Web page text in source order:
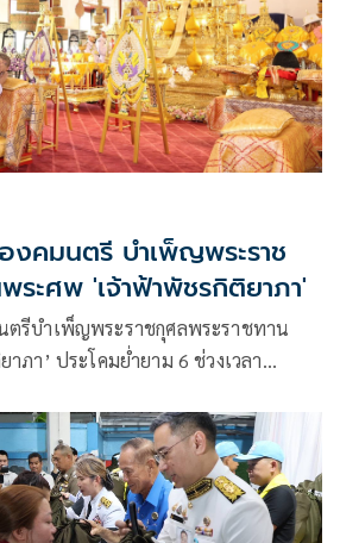
งคมนตรี บำเพ็ญพระราช
ระศพ 'เจ้าฟ้าพัชรกิติยาภา'
ตรีบำเพ็ญพระราชกุศลพระราชทาน
ภา’ ประโคมย่ำยาม 6 ช่วงเวลา